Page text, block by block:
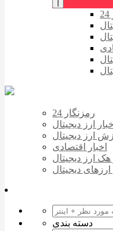
رمزنگار 24
اخبار ارز دیجیتال
ارز دیجیتال
اخبار اقتصادی
هک ارز دیجیتال
دیجیتال
دسته بندی